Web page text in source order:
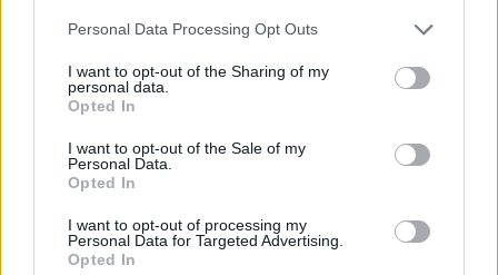
negar su consentimiento. Tenga en cuenta que algún
de su consentimiento, pero usted tiene el derecho de
rechazar tal procesamiento. Sus preferencias se aplicarán
cualquier momento entrando de nuevo en este sitio web o
visitando nuestra política de privacidad.
Personal Data Processing Opt Outs
I want to opt-out of the Sharing of my
personal data.
Opted In
I want to opt-out of the Sale of my
Personal Data.
Opted In
I want to opt-out of processing my
Personal Data for Targeted Advertising.
Opted In